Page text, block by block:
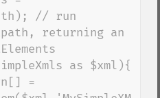
// run
xpath, returning an